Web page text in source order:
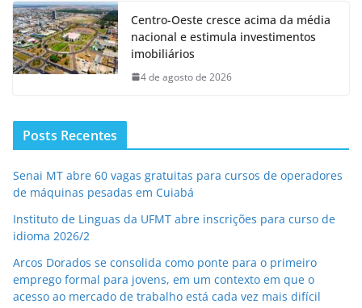
Centro-Oeste cresce acima da média
nacional e estimula investimentos
imobiliários
4 de agosto de 2026
Posts Recentes
Senai MT abre 60 vagas gratuitas para cursos de operadores
de máquinas pesadas em Cuiabá
Instituto de Linguas da UFMT abre inscrições para curso de
idioma 2026/2
Arcos Dorados se consolida como ponte para o primeiro
emprego formal para jovens, em um contexto em que o
acesso ao mercado de trabalho está cada vez mais difícil